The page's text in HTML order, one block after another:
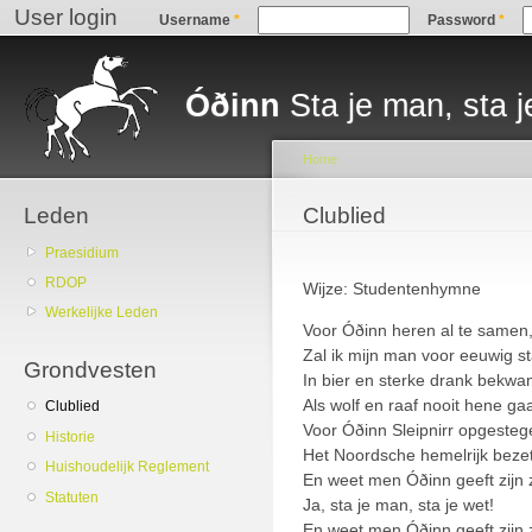
User login Username * Password*
Óðinn Sta je man, sta
Main menu
Leden
Praesidium
RDOP
Werkelijke Leden
Grondvesten
Clublied
Historie
Huishoudelijk Reglement
Statuten
You are here
Home
Clublied
Wijze: Studentenhymne
Voor Óðinn heren al te samen,
Zal ik mijn man voor eeuwig
In bier en sterke drank
Als wolf en raaf nooit hene
Voor Óðinn Sleipnirr
Het Noordsche hemelrijk
En weet men Óðinn geeft zijn
Ja, sta je man, sta je wet!